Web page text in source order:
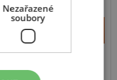
+
–
do 2 dnů.
Nezařazené
soubory